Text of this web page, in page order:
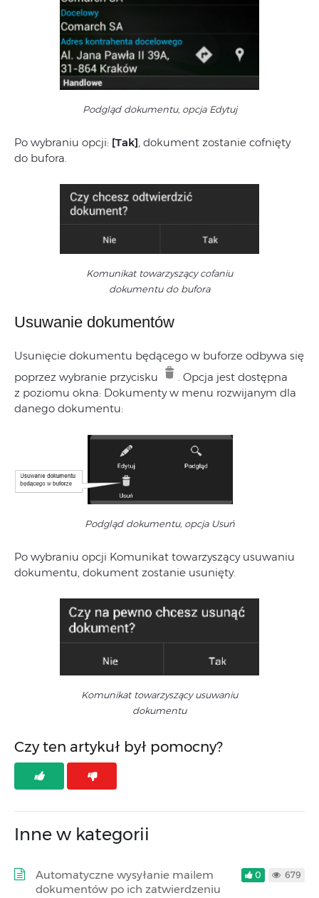
Podgląd dokumentu, opcja Edytuj
Po wybraniu opcji: [Tak], dokument zostanie cofnięty
do bufora.
Komunikat towarzyszący cofaniu
dokumentu do bufora
Usuwanie dokumentów
Usunięcie dokumentu będącego w buforze odbywa się
poprzez wybranie przycisku
. Opcja jest dostępna
z poziomu okna: Dokumenty w menu rozwijanym dla
danego dokumentu:
Podgląd dokumentu, opcja Usuń
Po wybraniu opcji Komunikat towarzyszący usuwaniu
dokumentu, dokument zostanie usunięty.
Komunikat towarzyszący usuwaniu
dokumentu
Czy ten artykuł był pomocny?
Inne w kategorii
Automatyczne wysyłanie mailem
dokumentów po ich zatwierdzeniu
0 679